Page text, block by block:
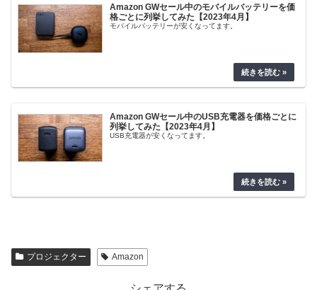
Amazon GWセール中のモバイルバッテリーを価
格ごとに列挙してみた【2023年4月】
モバイルバッテリーが安くなってます。
Amazon GWセール中のUSB充電器を価格ごとに
列挙してみた【2023年4月】
USB充電器が安くなってます。
プロジェクター Amazon